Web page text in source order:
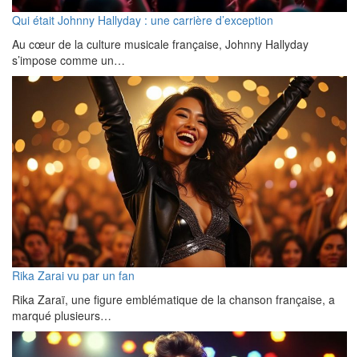
Qui était Johnny Hallyday : une carrière d’exception
Au cœur de la culture musicale française, Johnny Hallyday
s’impose comme un…
Rika Zarai vu par un fan
Rika Zaraï, une figure emblématique de la chanson française, a
marqué plusieurs…